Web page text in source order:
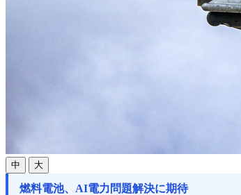
中 大
燃料電池、AI電力問題解決に期待